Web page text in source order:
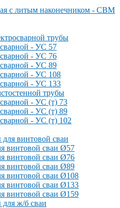
с литым наконечником - СВМ
трубы
- УС 57
- УС 76
- УС 89
- УС 108
- УС 133
трубы
- УС (т) 73
- УС (т) 89
- УС (т) 102
винтовой сваи
винтовой сваи Ø57
винтовой сваи Ø76
винтовой сваи Ø89
винтовой сваи Ø108
винтовой сваи Ø133
винтовой сваи Ø159
для ж/б сваи